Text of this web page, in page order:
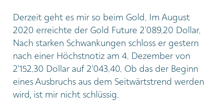
Derzeit geht es mir so beim Gold. Im August
2020 erreichte der Gold Future 2’089.20 Dollar.
Nach starken Schwankungen schloss er gestern
nach einer Höchstnotiz am 4. Dezember von
2'152.30 Dollar auf 2'043.40. Ob das der Beginn
eines Ausbruchs aus dem Seitwärtstrend werden
wird, ist mir nicht schlüssig.